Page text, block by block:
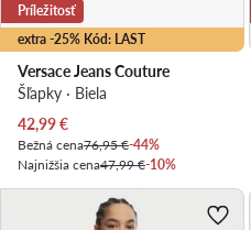
extra -25% Kód: LAST
Príležitosť
Versace Jeans Couture
Šľapky · Biela
Aktuálna cena
42,99€
Bežná cena76,95 €-44%
Najnižšia cena47,99 €-10%